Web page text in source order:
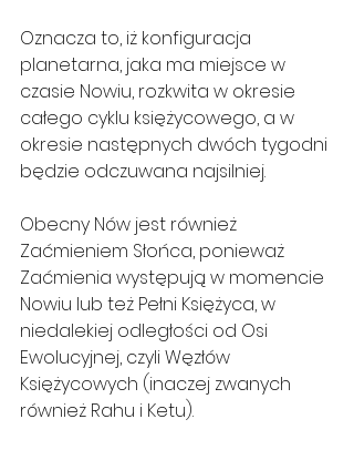
Oznacza to, iż konfiguracja
planetarna, jaka ma miejsce w
czasie Nowiu, rozkwita w okresie
całego cyklu księżycowego, a w
okresie następnych dwóch tygodni
będzie odczuwana najsilniej.
Obecny Nów jest również
Zaćmieniem Słońca, ponieważ
Zaćmienia występują w momencie
Nowiu lub też Pełni Księżyca, w
niedalekiej odległości od Osi
Ewolucyjnej, czyli Węzłów
Księżycowych (inaczej zwanych
również Rahu i Ketu).